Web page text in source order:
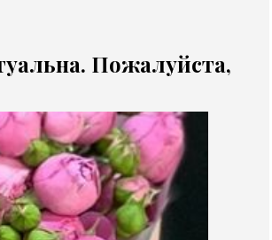
Пожалуйста,